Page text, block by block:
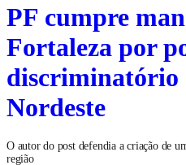
PF cumpre
Fortaleza por
discriminatório
Nordeste
O autor do post defendia a criação de
região